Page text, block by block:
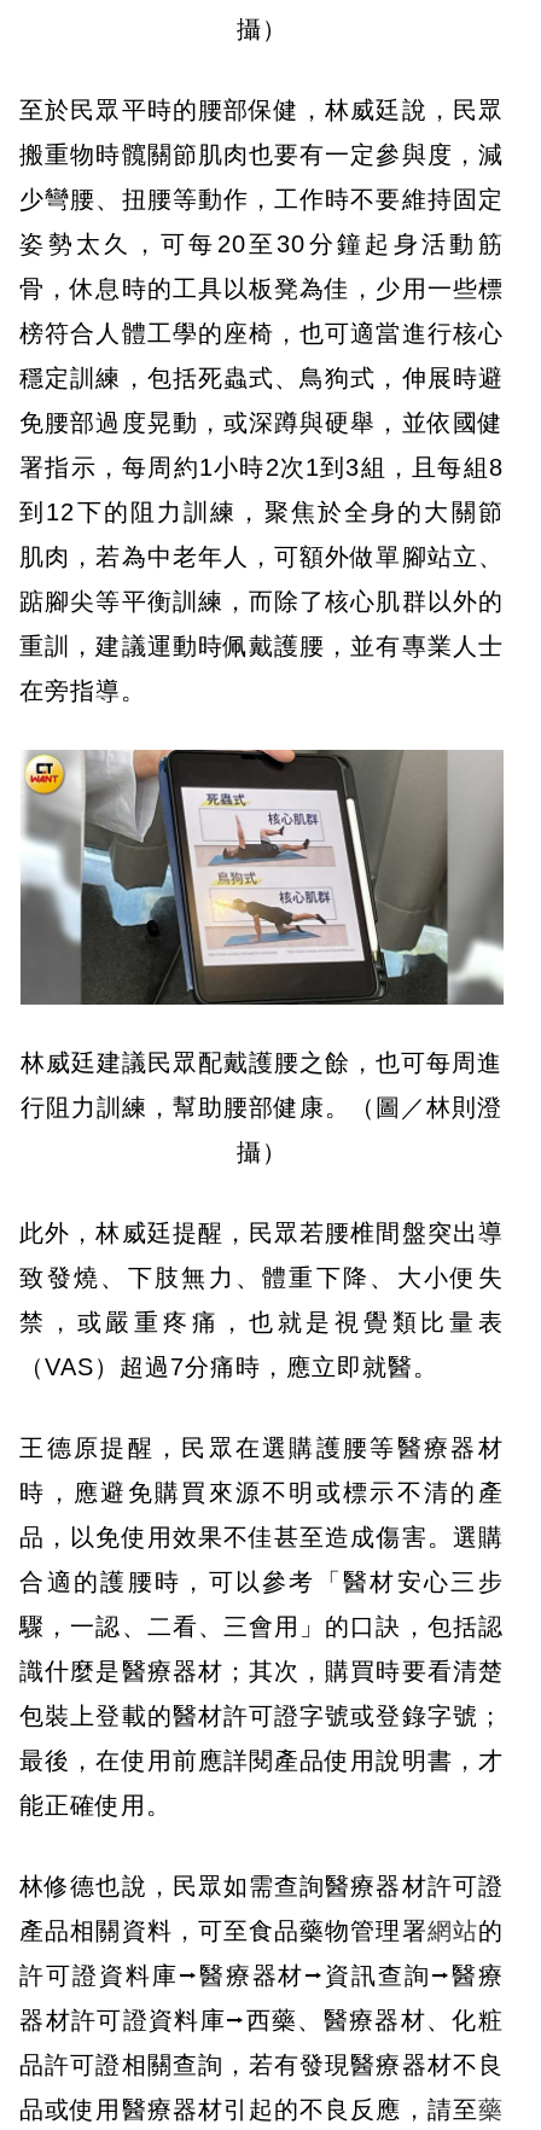
攝）
至於民眾平時的腰部保健，林威廷說，民眾
搬重物時髖關節肌肉也要有一定參與度，減
少彎腰、扭腰等動作，工作時不要維持固定
姿勢太久，可每20至30分鐘起身活動筋
骨，休息時的工具以板凳為佳，少用一些標
榜符合人體工學的座椅，也可適當進行核心
穩定訓練，包括死蟲式、鳥狗式，伸展時避
免腰部過度晃動，或深蹲與硬舉，並依國健
署指示，每周約1小時2次1到3組，且每組8
到12下的阻力訓練，聚焦於全身的大關節
肌肉，若為中老年人，可額外做單腳站立、
踮腳尖等平衡訓練，而除了核心肌群以外的
重訓，建議運動時佩戴護腰，並有專業人士
在旁指導。
林威廷建議民眾配戴護腰之餘，也可每周進
行阻力訓練，幫助腰部健康。（圖／林則澄
攝）
此外，林威廷提醒，民眾若腰椎間盤突出導
致發燒、下肢無力、體重下降、大小便失
禁，或嚴重疼痛，也就是視覺類比量表
（VAS）超過7分痛時，應立即就醫。
王德原提醒，民眾在選購護腰等醫療器材
時，應避免購買來源不明或標示不清的產
品，以免使用效果不佳甚至造成傷害。選購
合適的護腰時，可以參考「醫材安心三步
驟，一認、二看、三會用」的口訣，包括認
識什麼是醫療器材；其次，購買時要看清楚
包裝上登載的醫材許可證字號或登錄字號；
最後，在使用前應詳閱產品使用說明書，才
能正確使用。
林修德也說，民眾如需查詢醫療器材許可證
產品相關資料，可至食品藥物管理署網站的
許可證資料庫⭢醫療器材⭢資訊查詢⭢醫療
器材許可證資料庫⭢西藥、醫療器材、化粧
品許可證相關查詢，若有發現醫療器材不良
品或使用醫療器材引起的不良反應，請至藥